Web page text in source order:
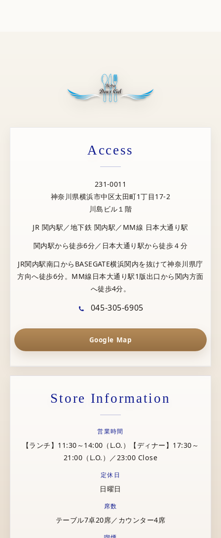
Access
231-0011
神奈川県横浜市中区太田町1丁目17-2
川島ビル１階
JR 関内駅／地下鉄 関内駅／MM線 日本大通り駅
関内駅から徒歩6分／日本大通り駅から徒歩４分
JR関内駅南口からBASEGATE横浜関内を抜けて神奈川県庁
方向へ徒歩6分。MM線日本大通り駅1版出口から関内方面
へ徒歩4分。
045-305-6905
Google Map
Store Information
営業時間
【ランチ】11:30～14:00（L.O.）【ディナー】17:30～
21:00（L.O.）／23:00 Close
定休日
日曜日
席数
テーブル7卓20席／カウンター4席